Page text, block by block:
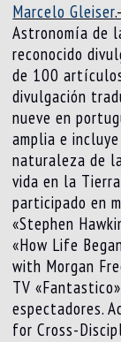
Marcelo Gleiser.-
Astronomía de
reconocido
de 100
divulgación
nueve en
amplia e
naturaleza de
vida en la
participado en
«Stephen
«How Life
with Morgan
TV
espectadores.
for Cross-